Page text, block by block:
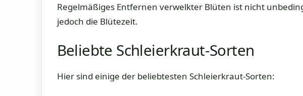
Regelmäßiges Entfernen verwelkter Blüten ist nicht
jedoch die Blütezeit.
Beliebte Schleierkraut-Sorten
Hier sind einige der beliebtesten Schleierkraut-Sorten: